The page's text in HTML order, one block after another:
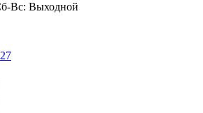
Вс: Выходной